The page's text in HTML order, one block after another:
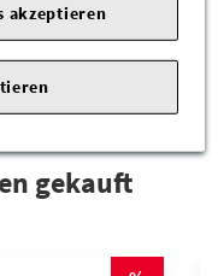
gekauft
akzeptieren